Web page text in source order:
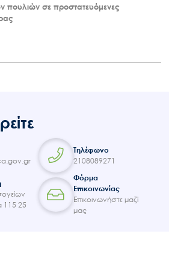
πουλιών σε προστατευόμενες
Τηλέφωνο
2108089271
115 25
Φόρμα
Επικοινωνίας
Επικοινωνήστε μαζί
μας